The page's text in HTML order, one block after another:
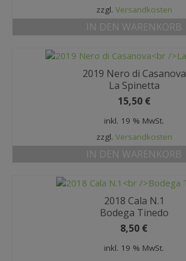
zzgl. Versandkosten
IN DEN WARENKORB
2019 Nero di Casanova
La Spinetta
15,50 €
inkl. 19 % MwSt.
zzgl. Versandkosten
IN DEN WARENKORB
2018 Cala N.1
Bodega Tinedo
8,50 €
inkl. 19 % MwSt.